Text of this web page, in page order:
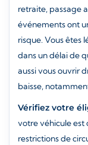
retraite, passage
événements ont
risque. Vous êtes
dans un délai de
aussi vous ouvrir
baisse,
Vérifiez votre
votre véhicule est
restrictions de